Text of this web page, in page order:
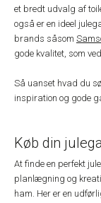
et bredt udvalg af
også er en ideel
brands såsom
gode kvalitet, som
Så uanset hvad du
inspiration og gode
Køb din
At finde en perfekt
planlægning og
ham. Her er en